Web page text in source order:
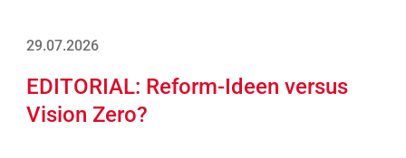
29.07.2026
EDITORIAL: Reform-Ideen versus
Vision Zero?